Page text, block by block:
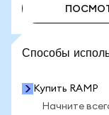
Способы
Купить RAMP
Начните